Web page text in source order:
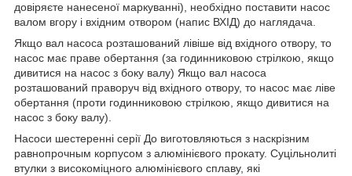
довіряєте нанесеної маркуванні), необхідно поставити насос
валом вгору і вхідним отвором (напис ВХІД) до наглядача.
Якщо вал насоса розташований лівіше від вхідного отвору, то
насос має праве обертання (за годинниковою стрілкою, якщо
дивитися на насос з боку валу) Якщо вал насоса
розташований праворуч від вхідного отвору, то насос має ліве
обертання (проти годинниковою стрілкою, якщо дивитися на
насос з боку валу).
Насоси шестеренні серії До виготовляються з наскрізним
равнопрочным корпусом з алюмінієвого прокату. Суцільнолиті
втулки з високоміцного алюмінієвого сплаву, які